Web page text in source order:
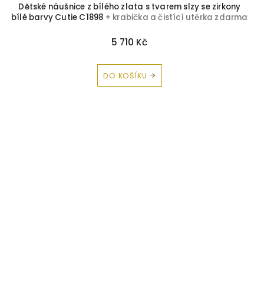
Dětské náušnice z bílého zlata s tvarem slzy se zirkony
bílé barvy Cutie C1898 + krabička a čistící utěrka zdarma
5 710 Kč
DO KOŠÍKU